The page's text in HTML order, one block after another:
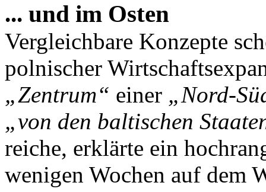
... und im Osten
Vergleichbare Konzepte
polnischer
„Zentrum“ einer „Nord-
„von den baltischen
reiche, erklärte ein
wenigen Wochen auf dem